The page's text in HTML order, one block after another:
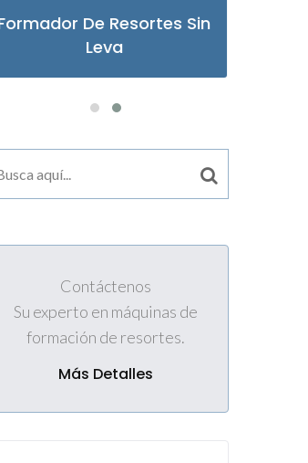
Formador De Resortes
Tipo X
Contáctenos
Su experto en máquinas de
formación de resortes.
Más Detalles